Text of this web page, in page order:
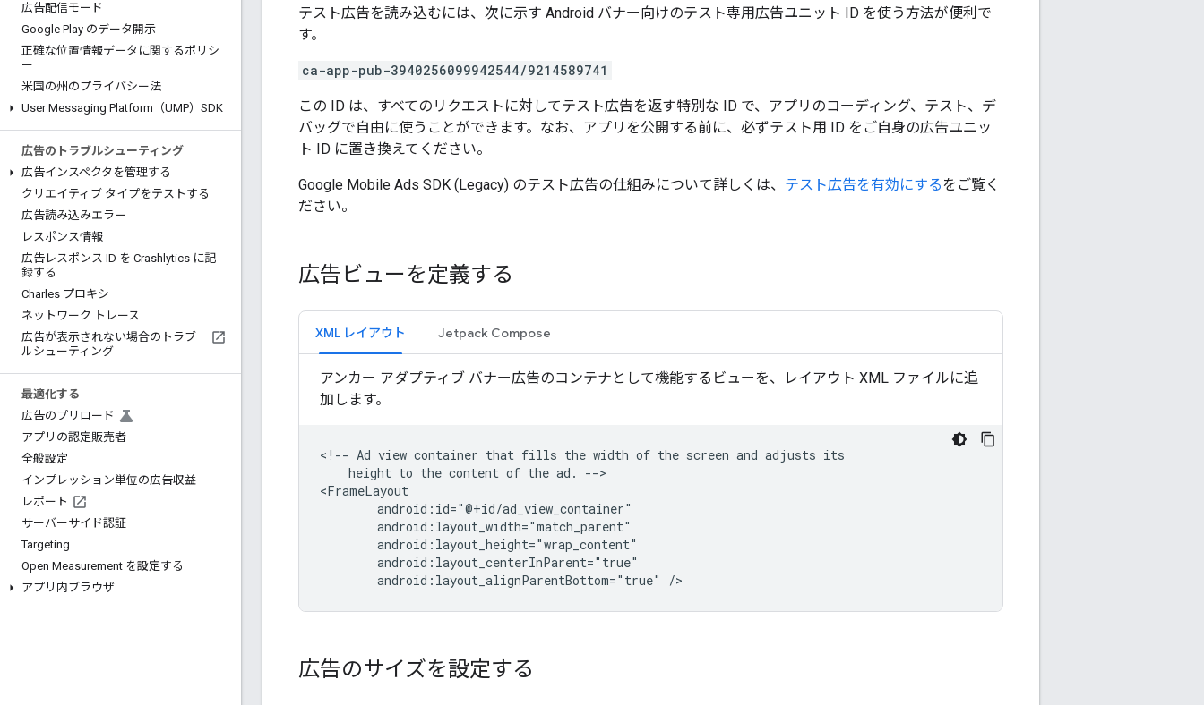
広告配信モード
Google Play のデータ開示
正確な位置情報データに関するポリシ
ー
米国の州のプライバシー法
User Messaging Platform（UMP）SDK
広告のトラブルシューティング
広告インスペクタを管理する
クリエイティブ タイプをテストする
広告読み込みエラー
レスポンス情報
広告レスポンス ID を Crashlytics に記
録する
Charles プロキシ
ネットワーク トレース
広告が表示されない場合のトラブ
ルシューティング
最適化する
広告のプリロード
アプリの認定販売者
全般設定
インプレッション単位の広告収益
レポート
サーバーサイド認証
Targeting
Open Measurement を設定する
アプリ内ブラウザ
テスト広告を読み込むには、次に示す Android バナー向けのテスト専用広告ユニット ID を使う方法が便利で
す。
ca-app-pub-3940256099942544/9214589741
この ID は、すべてのリクエストに対してテスト広告を返す特別な ID で、アプリのコーディング、テスト、デ
バッグで自由に使うことができます。なお、アプリを公開する前に、必ずテスト用 ID をご自身の広告ユニッ
ト ID に置き換えてください。
Google Mobile Ads SDK (Legacy) のテスト広告の仕組みについて詳しくは、 テスト広告を有効にするをご覧く
ださい。
広告ビューを定義する
XML レイアウト Jetpack Compose
アンカー アダプティブ バナー広告のコンテナとして機能するビューを、レイアウト XML ファイルに追
加します。
<!-- Ad view container that fills the width of the screen and adjusts
height to the content of the ad.
-->
android:layout_alignParentBottom="true"
広告のサイズを設定する